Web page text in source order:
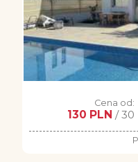
Cena od:
130 PLN / 30